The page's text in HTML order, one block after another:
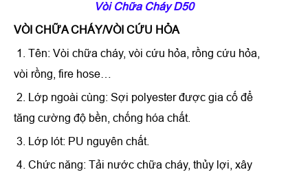
Vòi Chữa Cháy D50
VÒI CHỮA CHÁY/VÒI CỨU HỎA
1. Tên: Vòi chữa cháy, vòi cứu hỏa, rồng cứu hỏa,
vòi rồng, fire hose…
2. Lớp ngoài cùng: Sợi polyester được gia cố để
tăng cường độ bền, chống hóa chất.
3. Lớp lót: PU nguyên chất.
4. Chức năng: Tải nước chữa cháy, thủy lợi, xây